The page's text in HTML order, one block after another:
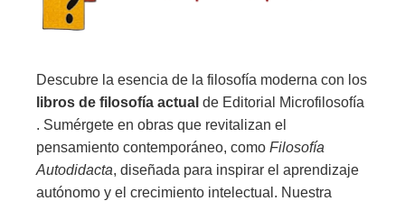
Descubre la esencia de la filosofía moderna con los
libros de filosofía actual de Editorial Microfilosofía
. Sumérgete en obras que revitalizan el
pensamiento contemporáneo, como Filosofía
Autodidacta, diseñada para inspirar el aprendizaje
autónomo y el crecimiento intelectual. Nuestra